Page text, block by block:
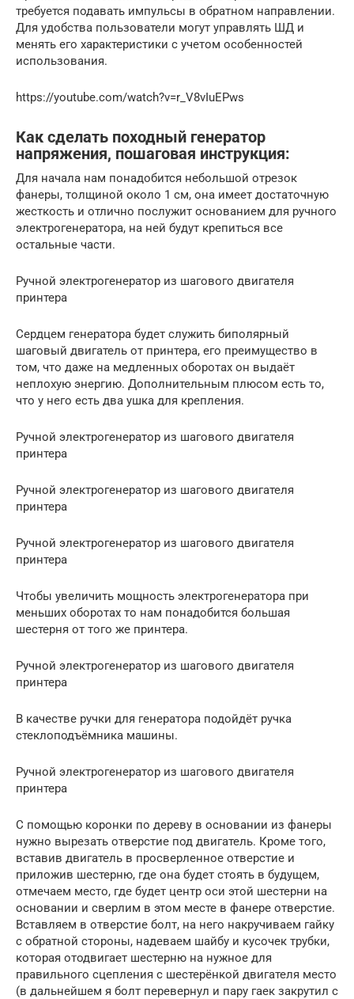
требуется подавать импульсы в обратном направлении.
Для удобства пользователи могут управлять ШД и
менять его характеристики с учетом особенностей
использования.
https://youtube.com/watch?v=r_V8vIuEPws
Как сделать походный генератор
напряжения, пошаговая инструкция:
Для начала нам понадобится небольшой отрезок
фанеры, толщиной около 1 см, она имеет достаточную
жесткость и отлично послужит основанием для ручного
электрогенератора, на ней будут крепиться все
остальные части.
Ручной электрогенератор из шагового двигателя
принтера
Сердцем генератора будет служить биполярный
шаговый двигатель от принтера, его преимущество в
том, что даже на медленных оборотах он выдаёт
неплохую энергию. Дополнительным плюсом есть то,
что у него есть два ушка для крепления.
Ручной электрогенератор из шагового двигателя
принтера
Ручной электрогенератор из шагового двигателя
принтера
Ручной электрогенератор из шагового двигателя
принтера
Чтобы увеличить мощность электрогенератора при
меньших оборотах то нам понадобится большая
шестерня от того же принтера.
Ручной электрогенератор из шагового двигателя
принтера
В качестве ручки для генератора подойдёт ручка
стеклоподъёмника машины.
Ручной электрогенератор из шагового двигателя
принтера
С помощью коронки по дереву в основании из фанеры
нужно вырезать отверстие под двигатель. Кроме того,
вставив двигатель в просверленное отверстие и
приложив шестерню, где она будет стоять в будущем,
отмечаем место, где будет центр оси этой шестерни на
основании и сверлим в этом месте в фанере отверстие.
Вставляем в отверстие болт, на него накручиваем гайку
с обратной стороны, надеваем шайбу и кусочек трубки,
которая отодвигает шестерню на нужное для
правильного сцепления с шестерёнкой двигателя место
(в дальнейшем я болт перевернул и пару гаек закрутил с